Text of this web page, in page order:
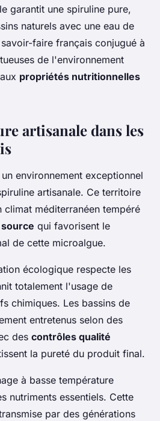
garantit une spiruline pure,
naturels avec une eau de
faire français conjugué à
de l'environnement
propriétés nutritionnelles
artisanale dans les
environnement exceptionnel
artisanale. Ce territoire
méditerranéen tempéré
qui favorisent le
de cette microalgue.
écologique respecte les
totalement l'usage de
chimiques. Les bassins de
entretenus selon des
des contrôles qualité
la pureté du produit final.
à basse température
nutriments essentiels. Cette
par des générations